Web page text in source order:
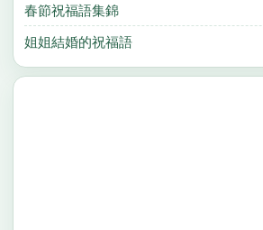
春節祝福語集錦
姐姐結婚的祝福語